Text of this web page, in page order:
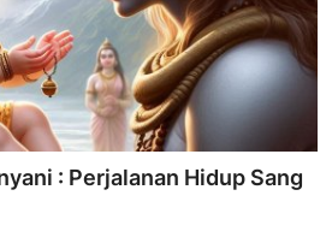
: Perjalanan Hidup Sang